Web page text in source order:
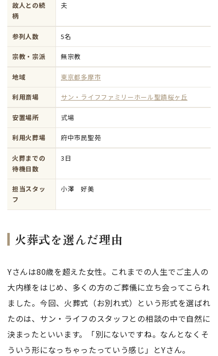
故人との続
柄
夫
参列人数 5名
宗教・宗派 無宗教
地域 東京都多摩市
利用斎場 サン・ライフファミリーホール聖蹟桜ヶ丘
安置場所 式場
利用火葬場 府中市民聖苑
火葬までの
待機日数
3日
担当スタッ
フ
小澤 好美
火葬式を選んだ理由
Yさんは80歳を超えた女性。これまでの人生でご主人の
大内様をはじめ、多くの方のご葬儀に立ち会ってこられ
ました。今回、火葬式（お別れ式）という形式を選ばれ
たのは、サン・ライフのスタッフとの相談の中で自然に
決まったといいます。「別にないですね。なんとなくそ
ういう形になっちゃったっていう感じ」とYさん。